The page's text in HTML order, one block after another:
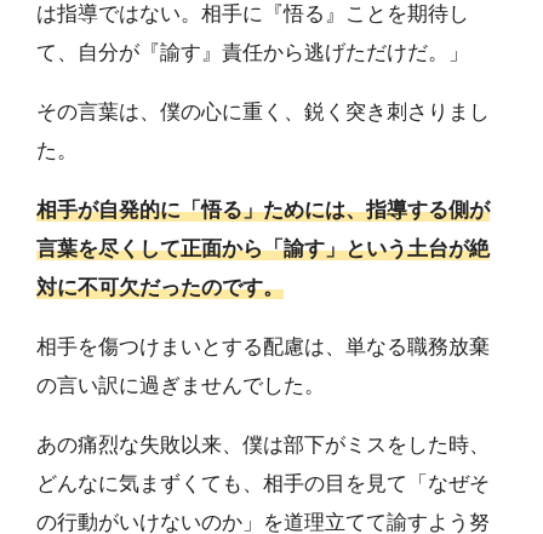
は指導ではない。相手に『悟る』ことを期待し
て、自分が『諭す』責任から逃げただけだ。」
その言葉は、僕の心に重く、鋭く突き刺さりまし
た。
相手が自発的に「悟る」ためには、指導する側が
言葉を尽くして正面から「諭す」という土台が絶
対に不可欠だったのです。
相手を傷つけまいとする配慮は、単なる職務放棄
の言い訳に過ぎませんでした。
あの痛烈な失敗以来、僕は部下がミスをした時、
どんなに気まずくても、相手の目を見て「なぜそ
の行動がいけないのか」を道理立てて諭すよう努